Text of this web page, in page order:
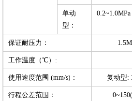
单动
型：
保证耐压力：
工作温度（℃）:
使用速度范围 (mm/s)： 复动型:
行程公差范围：